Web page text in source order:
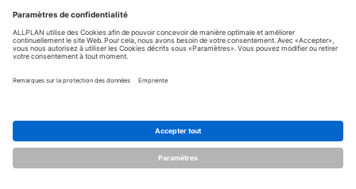
© ALLPLAN France ALLPLAN fait partie deNemetschek Group